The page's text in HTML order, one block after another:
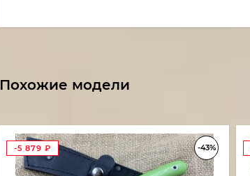
Похожие модели
-43%
-5 879 ₽